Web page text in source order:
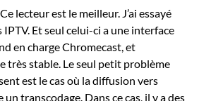
lecteur est le meilleur. J’ai essayé
Et seul celui-ci a une interface
en charge Chromecast, et
très stable. Le seul petit problème
est le cas où la diffusion vers
transcodage. Dans ce cas, il y a des